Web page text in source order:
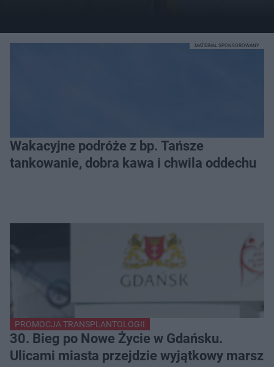
Wakacyjne podróże z bp. Tańsze
tankowanie, dobra kawa i chwila oddechu
MATERIAŁ SPONSOROWANY
PROMOCJA TRANSPLANTOLOGII
30. Bieg po Nowe Życie w Gdańsku.
Ulicami miasta przejdzie wyjątkowy marsz